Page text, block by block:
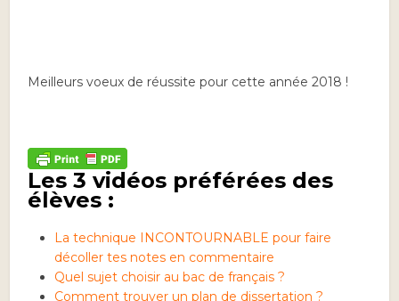
Meilleurs voeux de réussite pour cette année 2018 !
Les 3 vidéos préférées des
élèves :
La technique INCONTOURNABLE pour faire
décoller tes notes en commentaire
Quel sujet choisir au bac de français ?
Comment trouver un plan de dissertation ?